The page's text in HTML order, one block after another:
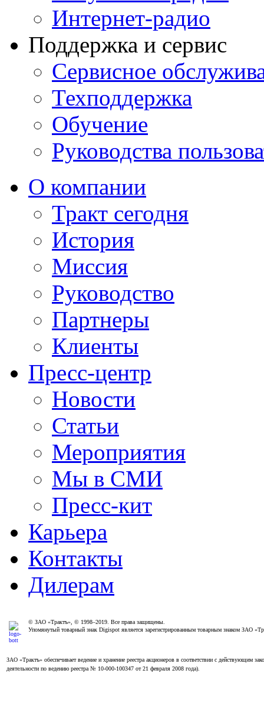
Интернет-радио
Поддержка и сервис
Сервисное
Техподдержка
Обучение
Руководства
О компании
Тракт сегодня
История
Миссия
Руководство
Партнеры
Клиенты
Пресс-центр
Новости
Статьи
Мероприятия
Мы в СМИ
Пресс-кит
Карьера
Контакты
Дилерам
© ЗАО «Трактъ», © 1998–2019. Все права защищены.
Упомянутый товарный знак Digispot является зарегистрированным товарным знаком ЗАО
ЗАО «Трактъ» обеспечивает ведение и хранение реестра акционеров в соответствии с действующим
деятельности по ведению реестра № 10-000-100347 от 21 февраля 2008 года).